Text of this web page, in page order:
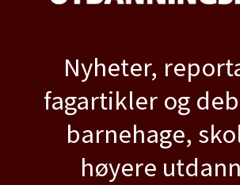
Nyheter,
fagartikler og
barnehage,
høyere